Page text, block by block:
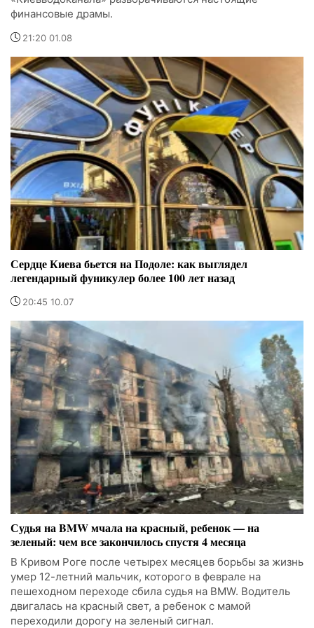
финансовые драмы.
21:20 01.08
Сердце Киева бьется на Подоле: как выглядел
легендарный фуникулер более 100 лет назад
20:45 10.07
Судья на BMW мчала на красный, ребенок — на
зеленый: чем все закончилось спустя 4 месяца
В Кривом Роге после четырех месяцев борьбы за жизнь
умер 12-летний мальчик, которого в феврале на
пешеходном переходе сбила судья на BMW. Водитель
двигалась на красный свет, а ребенок с мамой
переходили дорогу на зеленый сигнал.